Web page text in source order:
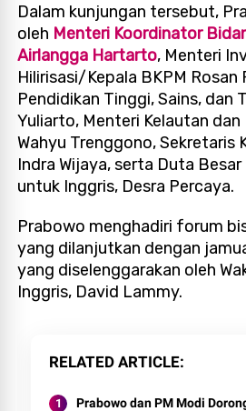
Dalam kunjungan tersebut,
oleh Menteri Koordinator
Airlangga Hartarto, Menteri
Hilirisasi/Kepala BKPM Rosan
Pendidikan Tinggi, Sains, dan
Yuliarto, Menteri Kelautan dan
Wahyu Trenggono, Sekretaris
Indra Wijaya, serta Duta
untuk Inggris, Desra Percaya.
Prabowo menghadiri forum
yang dilanjutkan dengan
yang diselenggarakan oleh
Inggris, David Lammy.
RELATED ARTICLE
Prabowo dan PM Modi